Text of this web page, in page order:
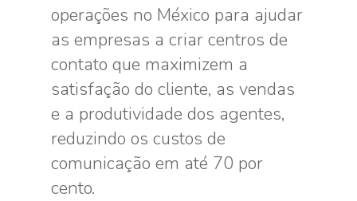
operações no México para ajudar
as empresas a criar centros de
contato que maximizem a
satisfação do cliente, as vendas
e a produtividade dos agentes,
reduzindo os custos de
comunicação em até 70 por
cento.